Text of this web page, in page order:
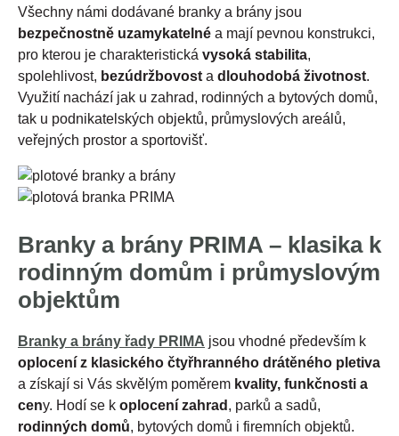
Všechny námi dodávané branky a brány jsou
bezpečnostně uzamykatelné a mají pevnou konstrukci,
pro kterou je charakteristická vysoká stabilita,
spolehlivost, bezúdržbovost a dlouhodobá životnost.
Využití nachází jak u zahrad, rodinných a bytových domů,
tak u podnikatelských objektů, průmyslových areálů,
veřejných prostor a sportovišť.
Branky a brány PRIMA – klasika k
rodinným domům i průmyslovým
objektům
Branky a brány řady PRIMA jsou vhodné především k
oplocení z klasického čtyřhranného drátěného pletiva
a získají si Vás skvělým poměrem kvality, funkčnosti a
ceny. Hodí se k oplocení zahrad , parků a sadů,
rodinných domů, bytových domů i firemních objektů.